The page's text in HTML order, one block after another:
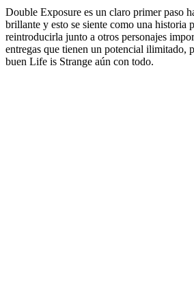
Double Exposure es un claro primer paso
brillante y esto se siente como una historia
reintroducirla junto a otros personajes
entregas que tienen un potencial ilimitado,
buen Life is Strange aún con todo.